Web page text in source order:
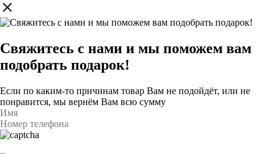
Свяжитесь с нами и мы поможем вам
подобрать подарок!
Если по каким-то причинам товар Вам не подойдёт, или не
понравится, мы вернём Вам всю сумму